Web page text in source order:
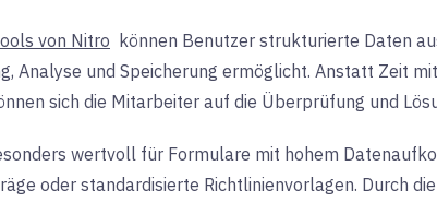
von Nitro können Benutzer strukturierte Daten
Analyse und Speicherung ermöglicht. Anstatt Zeit
sich die Mitarbeiter auf die Überprüfung und
wertvoll für Formulare mit hohem
oder standardisierte Richtlinienvorlagen. Durch